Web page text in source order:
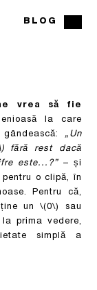
BLOG
vrea să fie
la care
„Un
fără rest dacă
este...?” – și
o clipă, în
Pentru că,
un\(0\)
sau
prima vedere,
simplă a